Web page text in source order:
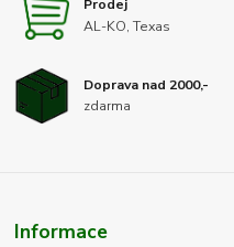
Prodej
AL-KO, Texas
Doprava nad 2000,-
zdarma
Informace